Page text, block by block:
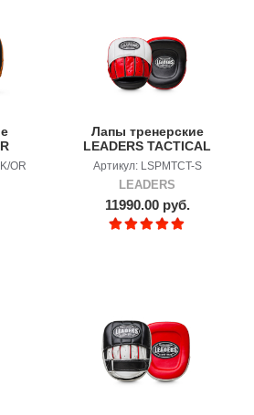
OR
Лапы тренерские
LEADERS TACTICAL
Артикул: LSPMTCT-S
LEADERS
11990.00 руб.